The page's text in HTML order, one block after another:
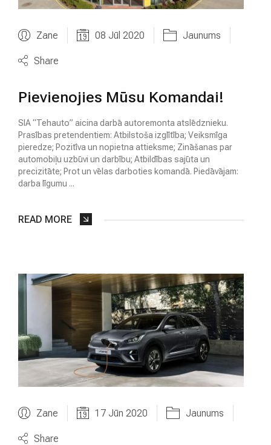
Zane 08 Jūl 2020 Jaunums
Share
Pievienojies Mūsu Komandai!
SIA “Tehauto” aicina darbā autoremonta atslēdznieku.
Prasības pretendentiem: Atbilstoša izglītība; Veiksmīga
pieredze; Pozitīva un nopietna attieksme; Zināšanas par
automobiļu uzbūvi un darbību; Atbildības sajūta un
precizitāte; Prot un vēlas darboties komandā. Piedāvājam:
darba līgumu ...
READ MORE
Zane 17 Jūn 2020 Jaunums
Share